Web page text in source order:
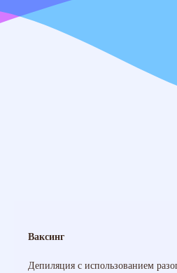
Ваксинг
Депиляция с использованием